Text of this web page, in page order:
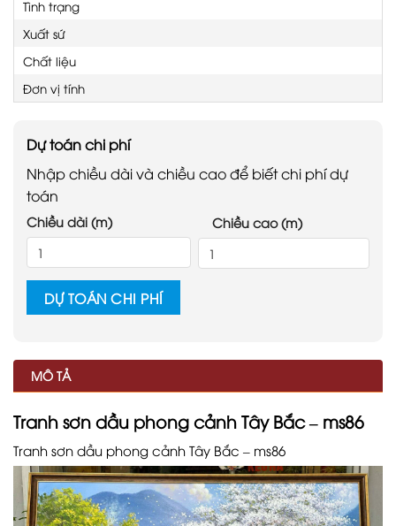
Tình trạng
Xuất sứ
Chất liệu
Đơn vị tính
Dự toán chi phí
Nhập chiều dài và chiều cao để biết chi phí dự
toán
Chiều dài (m) Chiều cao (m)
DỰ TOÁN CHI PHÍ
MÔ TẢ
Tranh sơn dầu phong cảnh Tây Bắc – ms86
Tranh sơn dầu phong cảnh Tây Bắc – ms86